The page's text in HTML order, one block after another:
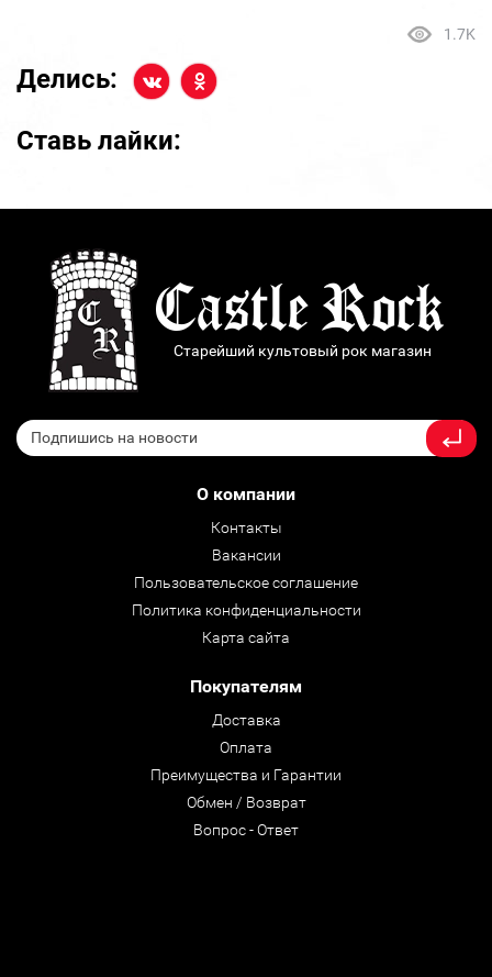
1.7K
Делись:
Ставь лайки:
Старейший культовый рок магазин
О компании
Контакты
Вакансии
Пользовательское соглашение
Политика конфиденциальности
Карта сайта
Покупателям
Доставка
Оплата
Преимущества и Гарантии
Обмен / Возврат
Вопрос - Ответ